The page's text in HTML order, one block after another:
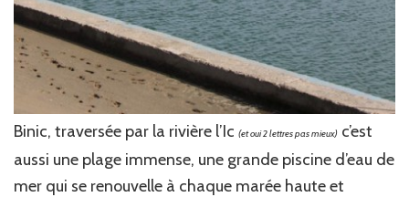
Binic, traversée par la rivière l’Ic (et oui 2 lettres pas mieux) c’est
aussi une plage immense, une grande piscine d’eau de
mer qui se renouvelle à chaque marée haute et